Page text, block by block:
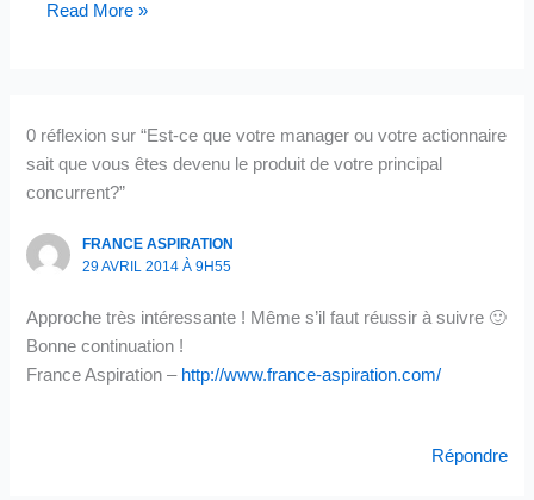
Read More »
0 réflexion sur “Est-ce que votre manager ou votre actionnaire
sait que vous êtes devenu le produit de votre principal
concurrent?”
FRANCE ASPIRATION
29 AVRIL 2014 À 9H55
Approche très intéressante ! Même s’il faut réussir à suivre 🙂
Bonne continuation !
France Aspiration – http://www.france-aspiration.com/
Répondre